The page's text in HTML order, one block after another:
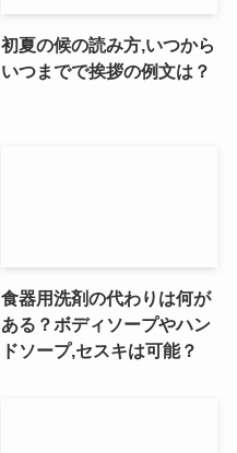
初夏の候の読み方,いつから
いつまでで挨拶の例文は？
食器用洗剤の代わりは何が
ある？ボディソープやハン
ドソープ,セスキは可能？